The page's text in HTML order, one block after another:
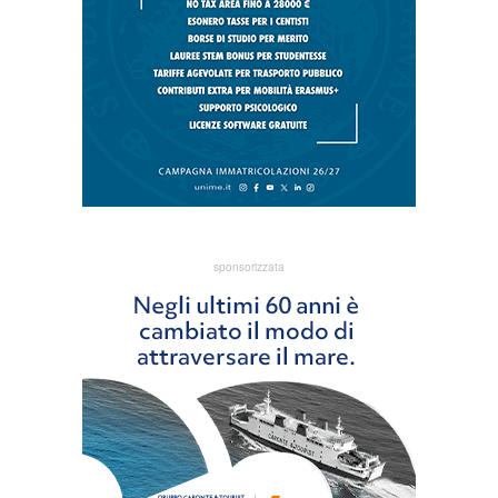
sponsorizzata